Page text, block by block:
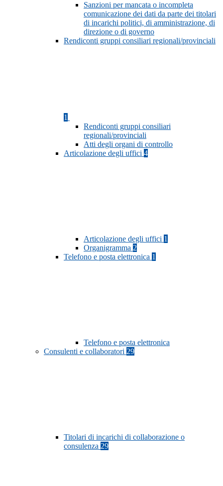
Sanzioni per mancata o incompleta
comunicazione dei dati da parte dei titolari
di incarichi politici, di amministrazione, di
direzione o di governo
Rendiconti gruppi consiliari regionali/provinciali
1
Rendiconti gruppi consiliari
regionali/provinciali
Atti degli organi di controllo
Articolazione degli uffici 4
Articolazione degli uffici 1
Organigramma 2
Telefono e posta elettronica 1
Telefono e posta elettronica
Consulenti e collaboratori 29
Titolari di incarichi di collaborazione o
consulenza 29